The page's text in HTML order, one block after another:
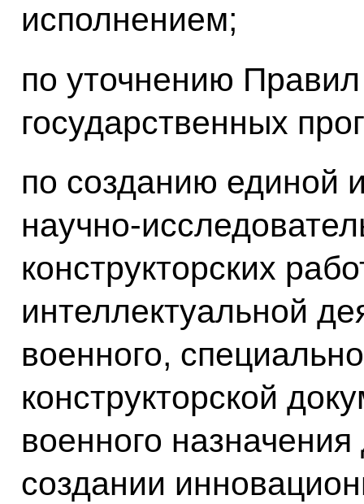
исполнением;
по уточнению
государственных
по созданию единой
научно-
конструкторских
интеллектуальной
военного,
конструкторской
военного
создании